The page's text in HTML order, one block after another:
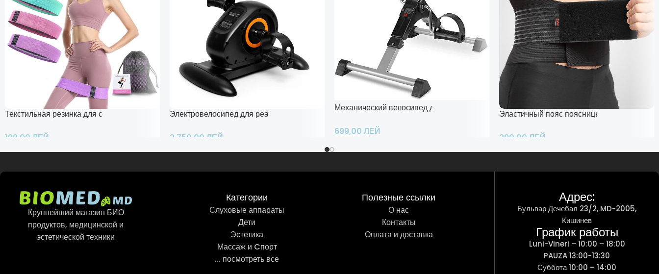
Текстильная резинка для спорта
199,00 ЛЕЙ
Добавить В Корзину
Электровелосипед для реабилитации
2.750,00 ЛЕЙ
Добавить В Корзину
Механический велосипед для реабилитации рук и ног
699,00 ЛЕЙ
Эластичный пояс поясницы
290,00 ЛЕЙ
Добавить В Корзину
Крупнейший магазин БИО
продуктов, медицинской и
эстетической техники
Категории
Слуховые аппараты
Дети
Эстетика
Массаж и Cпорт
... посмотреть все
Полезные ссылки
О нас
Контакты
Оплата и доставка
Адрес:
Бульвар Дечебал 23/2, MD-2005,
Кишинев
График работы
Luni-Vineri – 10:00 – 18:00
PAUZA 13:00-13:30
Суббота 10:00 – 14:00